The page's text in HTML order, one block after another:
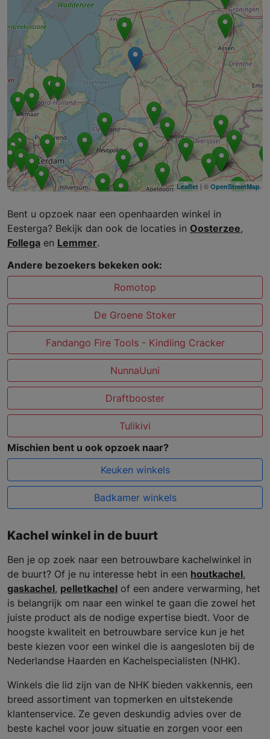
Leaflet | © OpenStreetMap
Bent u opzoek naar een openhaarden winkel in
Eesterga? Bekijk dan ook de locaties in Oosterzee,
Follega en Lemmer.
Andere bezoekers bekeken ook:
Romotop
De Groene Stoker
Fandango Fire Tools - Kindling Cracker
NunnaUuni
Draftbooster
Tulikivi
Mischien bent u ook opzoek naar?
Keuken winkels
Badkamer winkels
Kachel winkel in de buurt
Ben je op zoek naar een betrouwbare kachelwinkel in
de buurt? Of je nu interesse hebt in een houtkachel,
gaskachel, pelletkachel of een andere verwarming, het
is belangrijk om naar een winkel te gaan die zowel het
juiste product als de nodige expertise biedt. Voor de
hoogste kwaliteit en betrouwbare service kun je het
beste kiezen voor een winkel die is aangesloten bij de
Nederlandse Haarden en Kachelspecialisten (NHK).
Winkels die lid zijn van de NHK bieden vakkennis, een
breed assortiment van topmerken en uitstekende
klantenservice. Ze geven deskundig advies over de
beste kachel voor jouw situatie en zorgen voor een